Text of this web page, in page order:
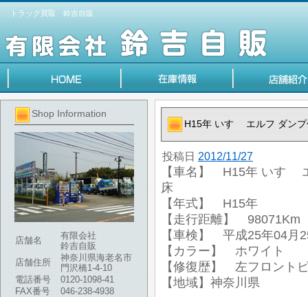
トラック買取 鈴吉自販
Shop Information
店舗名
有限会社
鈴吉自販
店舗住所
神奈川県海老名市
門沢橋1-4-10
電話番号
0120-1098-41
FAX番号
046-238-4938
H15年 いすゞ エルフ ダン
投稿日 2012/11/27
【車名】 H15年 いすゞ
床
【年式】 H15年
【走行距離】 98071Km
【車検】 平成25年04月
【カラー】 ホワイト
【修復歴】 左フロント
【地域】神奈川県